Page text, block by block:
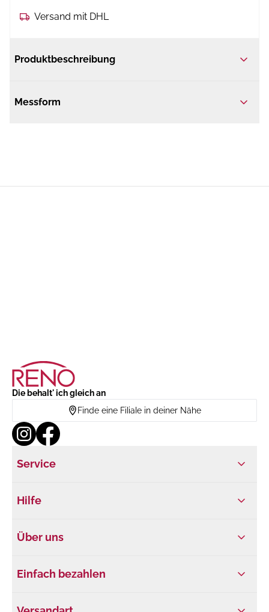
Versand mit DHL
Produktbeschreibung
Messform
Die behalt' ich gleich an
Finde eine Filiale in deiner Nähe
Service
Hilfe
Über uns
Einfach bezahlen